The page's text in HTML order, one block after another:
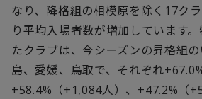
なり、降格組の相模原を除く17ク
り平均入場者数が増加しています
たクラブは、今シーズンの昇格組
島、愛媛、鳥取で、それぞれ
+58.4%（+1,084人）、+47.2%（